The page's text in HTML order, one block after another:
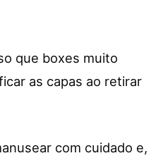
que boxes muito
as capas ao retirar
com cuidado e,